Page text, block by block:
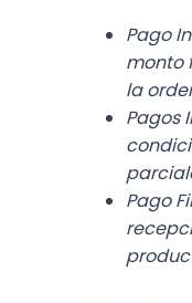
Pago
monto
la
Pagos
Pago